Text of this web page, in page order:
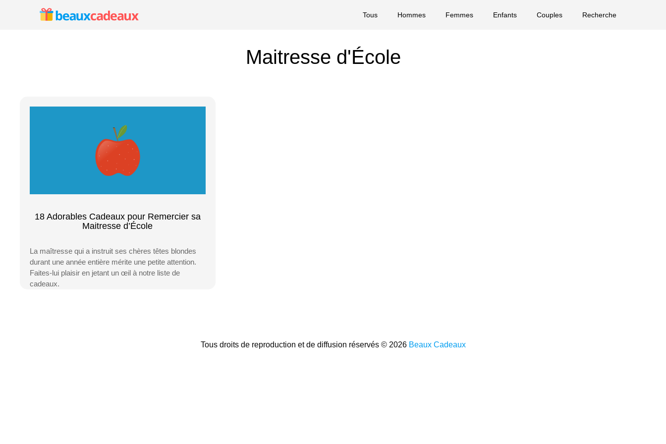
Tous Hommes Femmes Enfants Couples Recherche
Maitresse d'École
18 Adorables Cadeaux pour Remercier sa
Maitresse d’École
La maîtresse qui a instruit ses chères têtes blondes
durant une année entière mérite une petite attention.
Faites-lui plaisir en jetant un œil à notre liste de
cadeaux.
Tous droits de reproduction et de diffusion réservés © 2026 Beaux Cadeaux